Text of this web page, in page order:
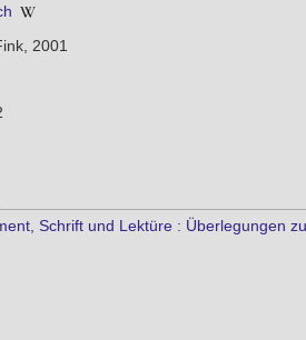
2001
Schrift und Lektüre : Überlegungen